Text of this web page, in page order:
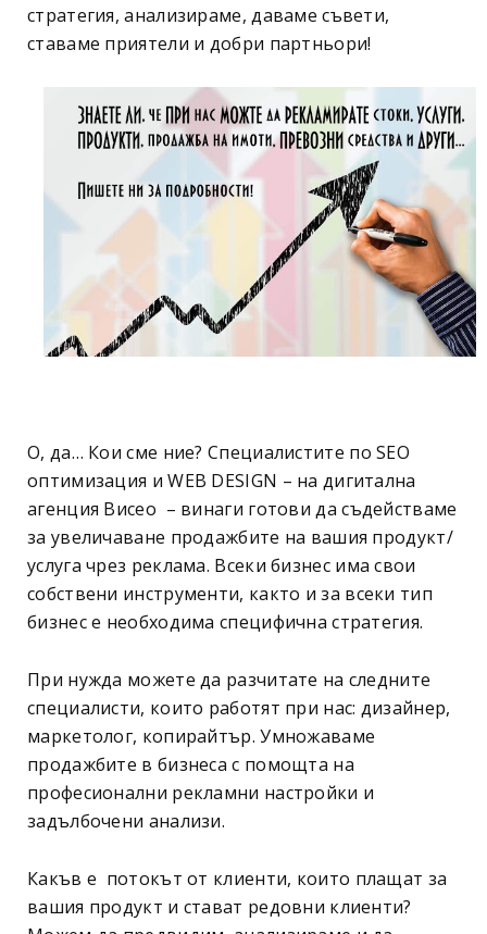
стратегия, анализираме, даваме съвети,
ставаме приятели и добри партньори!
О, да… Кои сме ние? Специалистите по SEO
оптимизация и WEB DESIGN – на дигитална
агенция Висео – винаги готови да съдействаме
за увеличаване продажбите на вашия продукт/
услуга чрез реклама. Всеки бизнес има свои
собствени инструменти, както и за всеки тип
бизнес е необходима специфична стратегия.
При нужда можете да разчитате на следните
специалисти, които работят при нас: дизайнер,
маркетолог, копирайтър. Умножаваме
продажбите в бизнеса с помощта на
професионални рекламни настройки и
задълбочени анализи.
Какъв е потокът от клиенти, които плащат за
вашия продукт и стават редовни клиенти?